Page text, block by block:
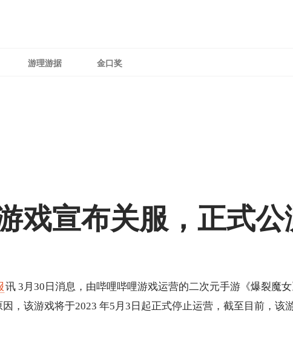
游理游据 金口奖
戏宣布关服，正式
讯 3月30日消息，由哔哩哔哩游戏运营的二次元手游《爆裂魔
因，该游戏将于2023 年5月3日起正式停止运营，截至目前，该